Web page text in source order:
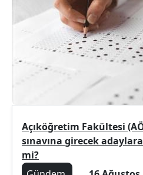
Açıköğretim Fakültesi
sınavına girecek
mi?